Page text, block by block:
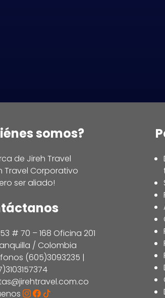
somos?
de Jireh Travel
Travel Corporativo
ser aliado!
# 70 – 168 Oficina 201
/ Colombia
(605)3093235 |